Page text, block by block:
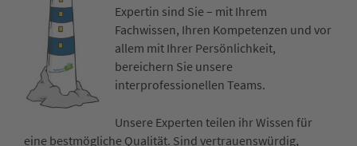
Expertin sind Sie – mit Ihrem
Fachwissen, Ihren Kompetenzen und vor
allem mit Ihrer Persönlichkeit,
bereichern Sie unsere
interprofessionellen Teams.
Unsere Experten teilen ihr Wissen für
eine bestmögliche Qualität. Sind vertrauenswürdig,